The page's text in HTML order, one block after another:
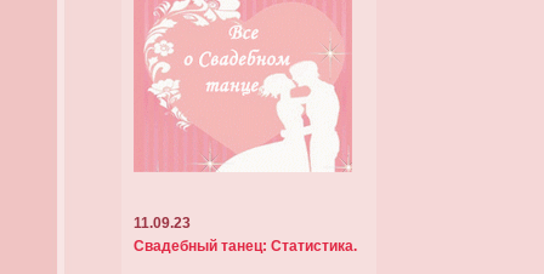
11.09.23
Свадебный танец: Статистика.